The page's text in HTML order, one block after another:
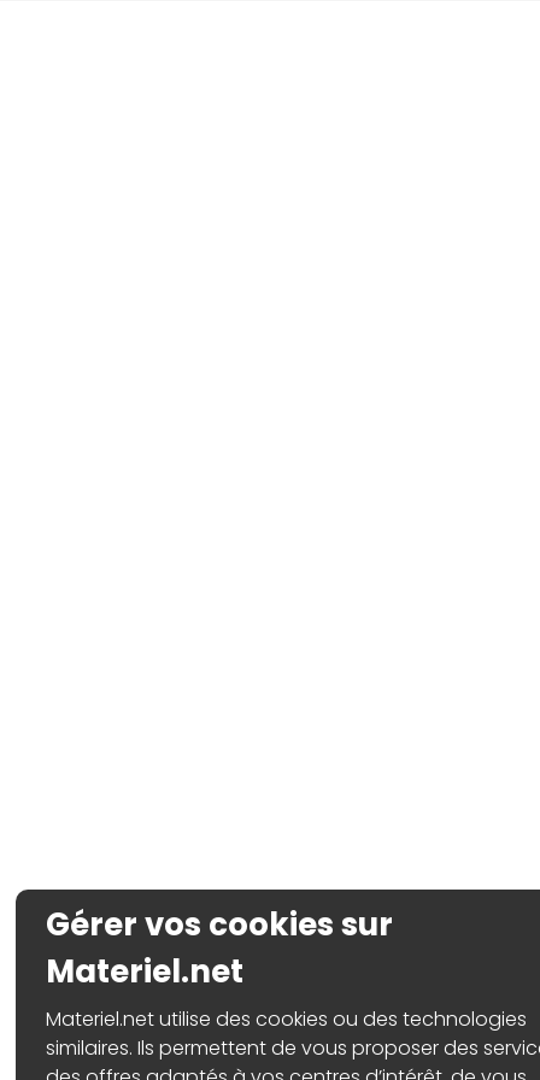
Gérer vos cookies sur
Materiel.net
Materiel.net utilise des cookies ou des technologies
similaires. Ils permettent de vous proposer des